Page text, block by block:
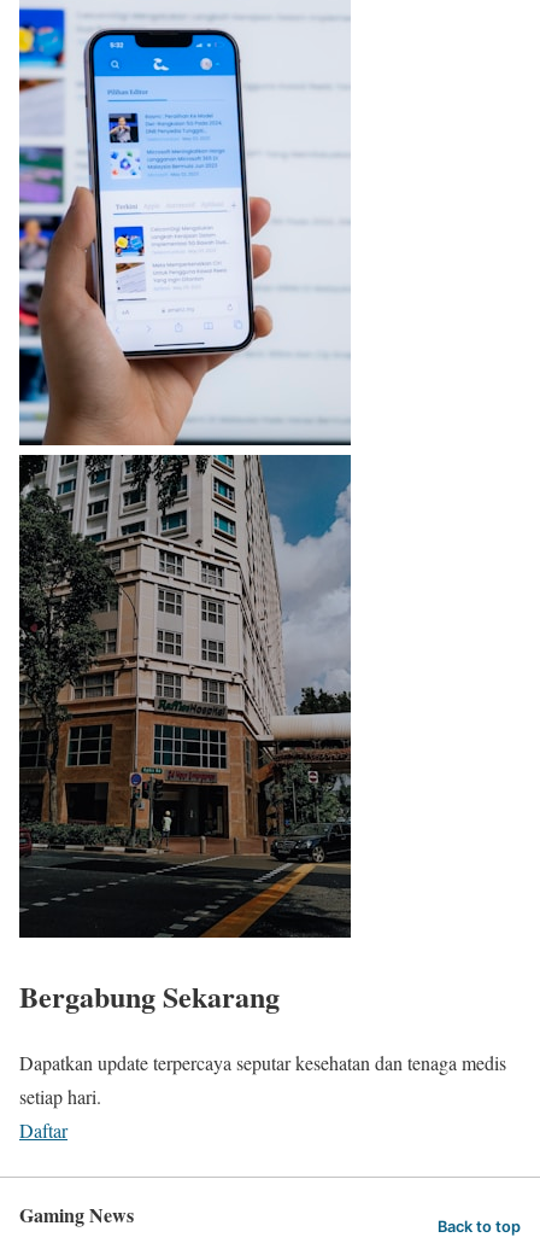
Bergabung Sekarang
Dapatkan update terpercaya seputar kesehatan dan tenaga medis
setiap hari.
Daftar
Gaming News Back to top